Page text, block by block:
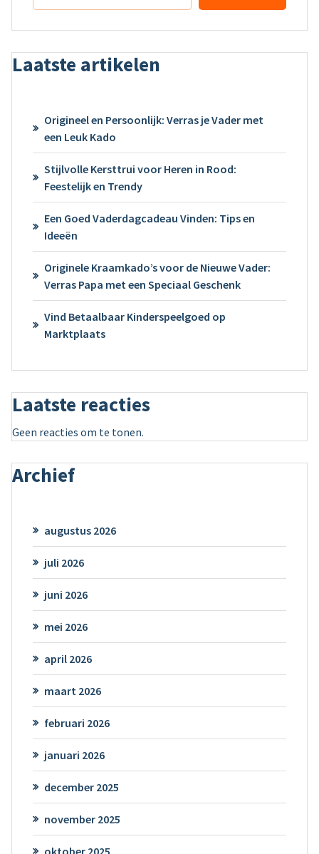
Laatste artikelen
Origineel en Persoonlijk: Verras je Vader met
een Leuk Kado
Stijlvolle Kersttrui voor Heren in Rood:
Feestelijk en Trendy
Een Goed Vaderdagcadeau Vinden: Tips en
Ideeën
Originele Kraamkado’s voor de Nieuwe Vader:
Verras Papa met een Speciaal Geschenk
Vind Betaalbaar Kinderspeelgoed op
Marktplaats
Laatste reacties
Geen reacties om te tonen.
Archief
augustus 2026
juli 2026
juni 2026
mei 2026
april 2026
maart 2026
februari 2026
januari 2026
december 2025
november 2025
oktober 2025